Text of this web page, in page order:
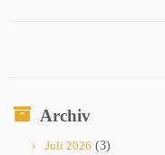
Archiv
Juli 2026 (3)